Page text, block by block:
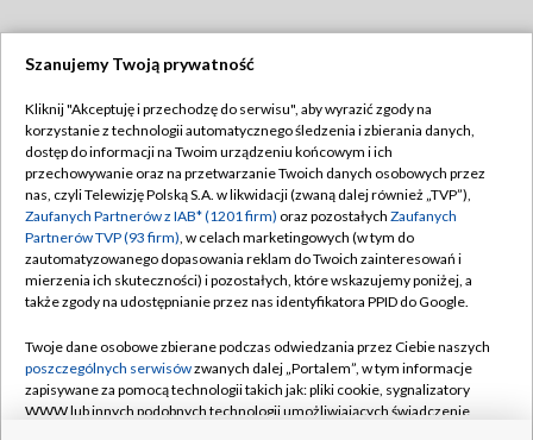
TVP
Abonament TVP
Emisja w TVP
Centrum informacji TVP
Naziemna Telewizja Cyfrowa
Rada Programowa
System NOS
Regulamin TVP
Polityka prywatności
Moje zgody
Pomoc
Kontakt
Szanujemy Twoją prywatność
Kliknij "Akceptuję i przechodzę do serwisu", aby wyrazić zgody na
korzystanie z technologii automatycznego śledzenia i zbierania danych,
dostęp do informacji na Twoim urządzeniu końcowym i ich
przechowywanie oraz na przetwarzanie Twoich danych osobowych przez
nas, czyli Telewizję Polską S.A. w likwidacji (zwaną dalej również „TVP”),
Zaufanych Partnerów z IAB* (1201 firm) oraz pozostałych Zaufanych
Partnerów TVP (93 firm), w celach marketingowych (w tym do
zautomatyzowanego dopasowania reklam do Twoich zainteresowań i
mierzenia ich skuteczności) i pozostałych, które wskazujemy poniżej, a
także zgody na udostępnianie przez nas identyfikatora PPID do Google.
Twoje dane osobowe zbierane podczas odwiedzania przez Ciebie naszych
poszczególnych serwisówzwanych dalej „Portalem”, w tym informacje
zapisywane za pomocą technologii takich jak: pliki cookie, sygnalizatory
WWW lub innych podobnych technologii umożliwiających świadczenie